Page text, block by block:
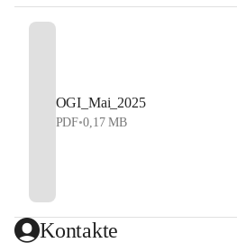
OGI_Mai_2025
PDF•0,17 MB
Kontakte